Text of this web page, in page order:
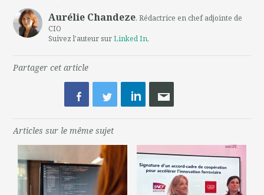
Aurélie Chandeze, Rédactrice en chef adjointe de
CIO
Suivez l'auteur surLinked In,
Partager cet article
Articles sur le même sujet